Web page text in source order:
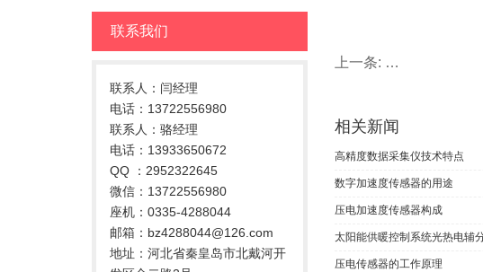
联系我们
联系人：闫经理
电话：13722556980
联系人：骆经理
电话：13933650672
QQ ：2952322645
微信：13722556980
座机：0335-4288044
邮箱：bz4288044@126.com
地址：河北省秦皇岛市北戴河开
上一条:
静态应变仪的
相关新闻
高精度数据采集仪技术特点
数字加速度传感器的用途
压电加速度传感器构成
太阳能供暖控制系统光热电辅
压电传感器的工作原理